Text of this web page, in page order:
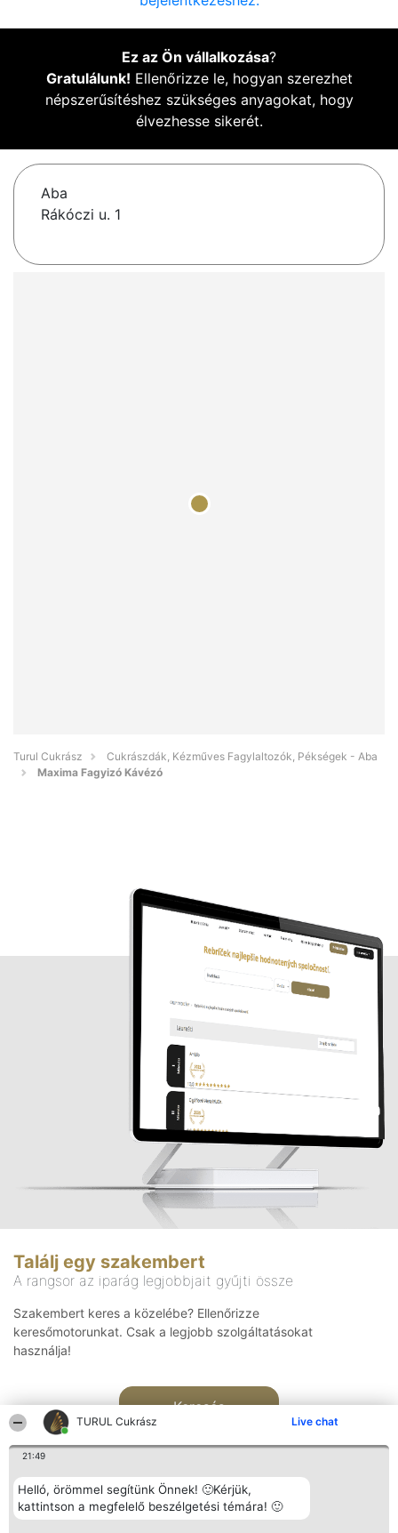
TURUL Cukrász Live chat
21:49
Helló, örömmel segítünk Önnek! 🙂Kérjük,
kattintson a megfelelő beszélgetési témára! 🙂
Ez az Ön vállalkozása?
Gratulálunk! Ellenőrizze le, hogyan szerezhet
népszerűsítéshez szükséges anyagokat, hogy
élvezhesse sikerét.
Aba
Rákóczi u. 1
Turul Cukrász
Cukrászdák, Kézműves Fagylaltozók, Pékségek - Aba
Maxima Fagyizó Kávézó
Találj egy szakembert
A rangsor az iparág legjobbjait gyűjti össze
Szakembert keres a közelébe? Ellenőrizze
keresőmotorunkat. Csak a legjobb szolgáltatásokat
használja!
Keresés